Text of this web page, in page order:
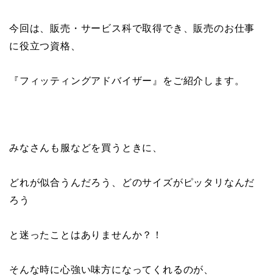
今回は、販売・サービス科で取得でき、販売のお仕事
に役立つ資格、
『フィッティングアドバイザー』をご紹介します。
みなさんも服などを買うときに、
どれが似合うんだろう、どのサイズがピッタリなんだ
ろう
と迷ったことはありませんか？！
そんな時に心強い味方になってくれるのが、